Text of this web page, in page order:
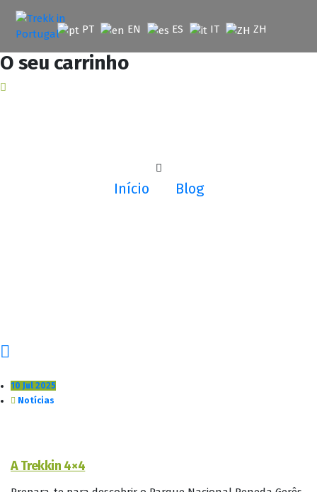
para
conteúdo
PT EN ES IT ZH
O seu carrinho
Início
Blog
10 Jul 2025
Notícias
A Trekkin 4×4